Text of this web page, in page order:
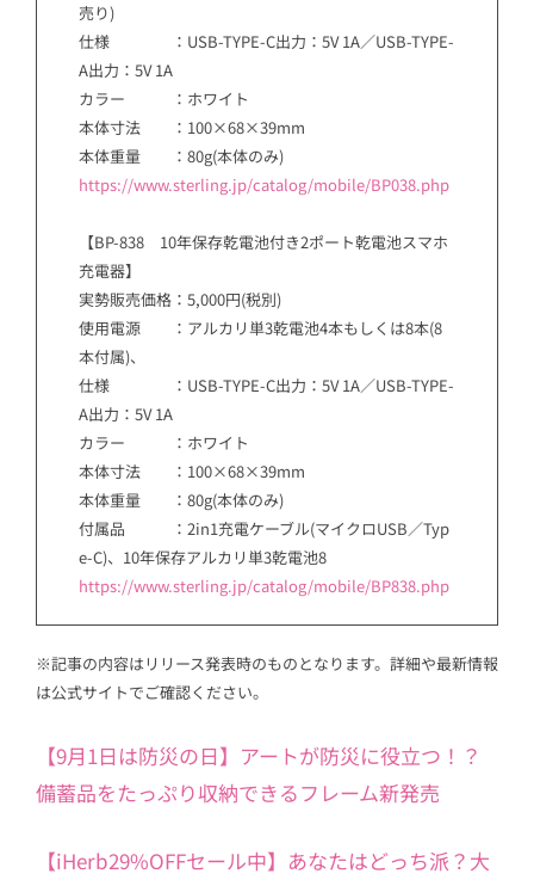
売り)
仕様 ：USB-TYPE-C出力：5V 1A／USB-TYPE-
A出力：5V 1A
カラー ：ホワイト
本体寸法 ：100×68×39mm
本体重量 ：80g(本体のみ)
https://www.sterling.jp/catalog/mobile/BP038.php
【BP-838 10年保存乾電池付き2ポート乾電池スマホ
充電器】
実勢販売価格：5,000円(税別)
使用電源 ：アルカリ単3乾電池4本もしくは8本(8
本付属)、
仕様 ：USB-TYPE-C出力：5V 1A／USB-TYPE-
A出力：5V 1A
カラー ：ホワイト
本体寸法 ：100×68×39mm
本体重量 ：80g(本体のみ)
付属品 ：2in1充電ケーブル(マイクロUSB／Typ
e-C)、10年保存アルカリ単3乾電池8
https://www.sterling.jp/catalog/mobile/BP838.php
※記事の内容はリリース発表時のものとなります。詳細や最新情報
は公式サイトでご確認ください。
【9月1日は防災の日】アートが防災に役立つ！？
備蓄品をたっぷり収納できるフレーム新発売
【iHerb29%OFFセール中】あなたはどっち派？大